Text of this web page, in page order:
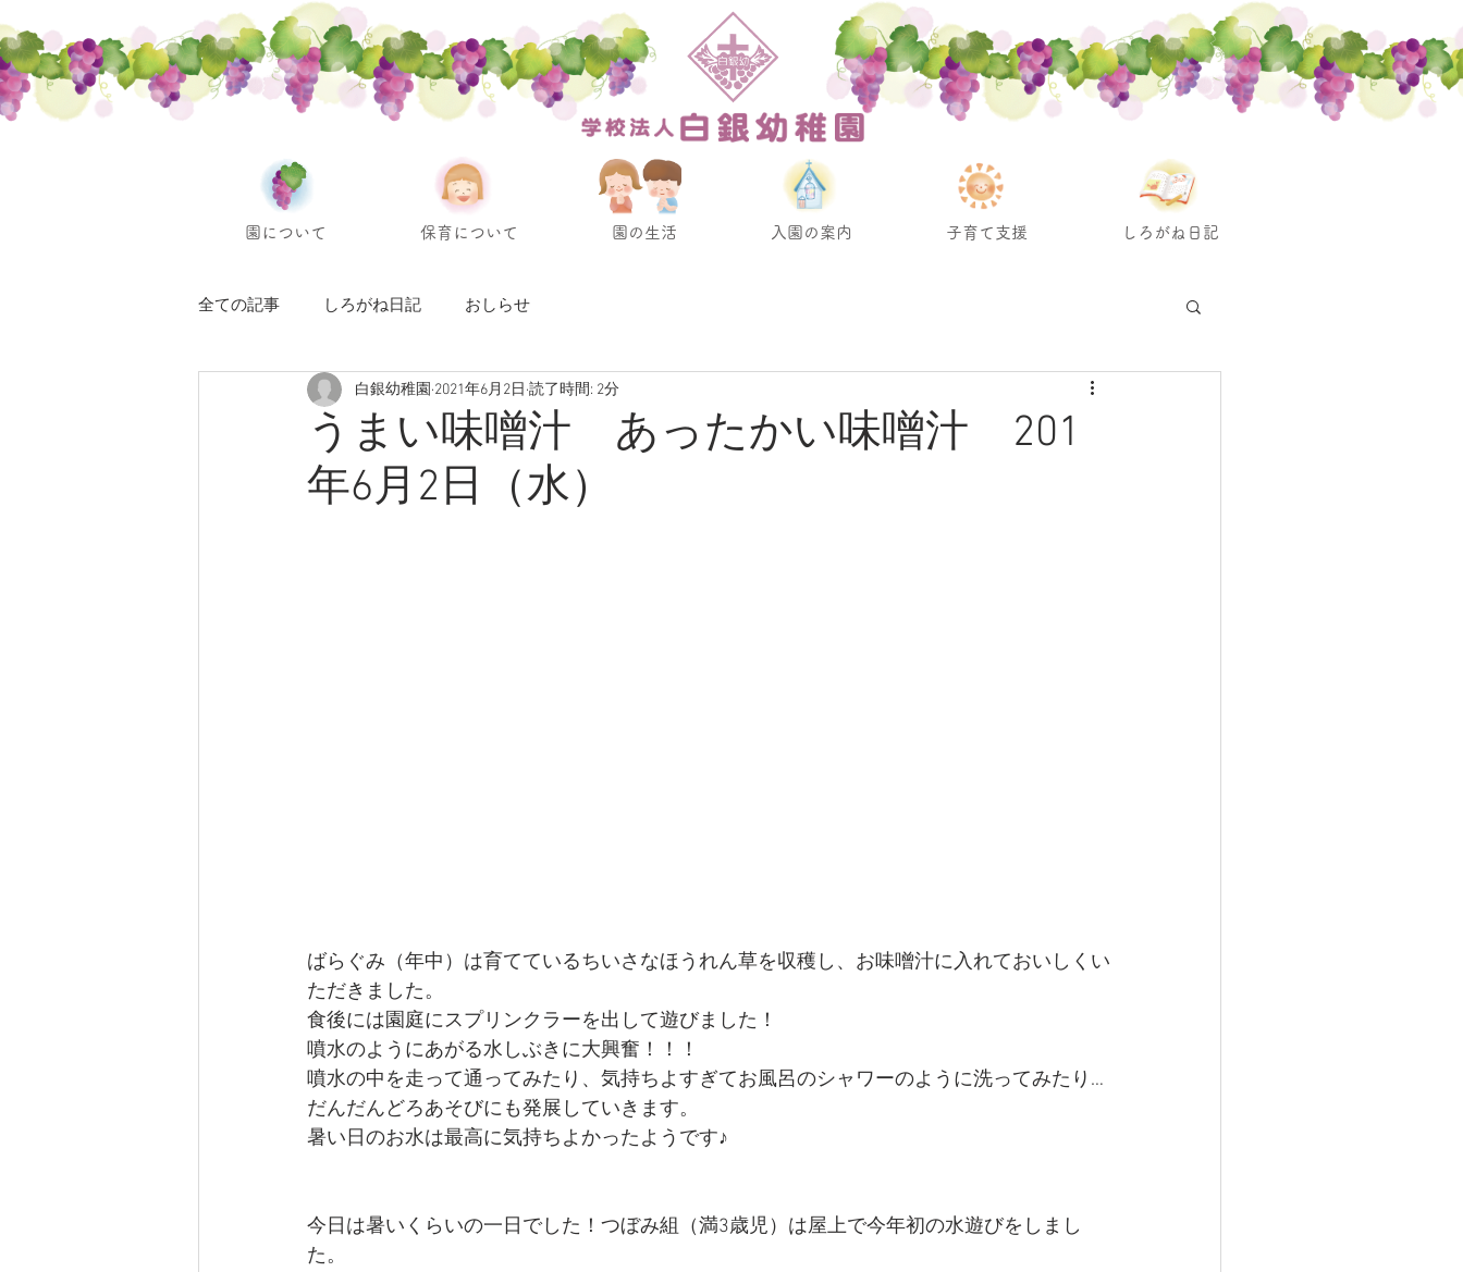
園について 保育について 園の生活 入園の案内 子育て支援 しろがね日記
全ての記事 しろがね日記 おしらせ
うまい味噌汁 あったかい味噌汁 201
年6月2日（水）
白銀幼稚園 2021年6月2日 読了時間: 2分
ばらぐみ（年中）は育てているちいさなほうれん草を収穫し、お味噌汁に入れておいしくい
ただきました。
食後には園庭にスプリンクラーを出して遊びました！
噴水のようにあがる水しぶきに大興奮！！！
噴水の中を走って通ってみたり、気持ちよすぎてお風呂のシャワーのように洗ってみたり…
だんだんどろあそびにも発展していきます。
暑い日のお水は最高に気持ちよかったようです♪
今日は暑いくらいの一日でした！つぼみ組（満3歳児）は屋上で今年初の水遊びをしまし
た。